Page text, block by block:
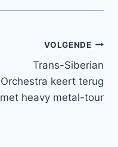
VOLGENDE
Trans-Siberian
Orchestra keert terug
met heavy metal-tour